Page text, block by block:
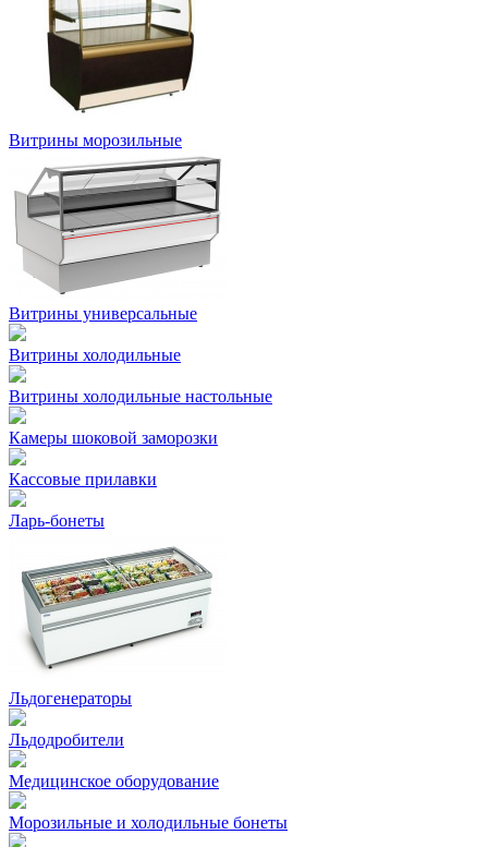
Витрины морозильные
Витрины универсальные
Витрины холодильные
Витрины холодильные настольные
Камеры шоковой заморозки
Кассовые прилавки
Ларь-бонеты
Льдогенераторы
Льдодробители
Медицинское оборудование
Морозильные и холодильные бонеты